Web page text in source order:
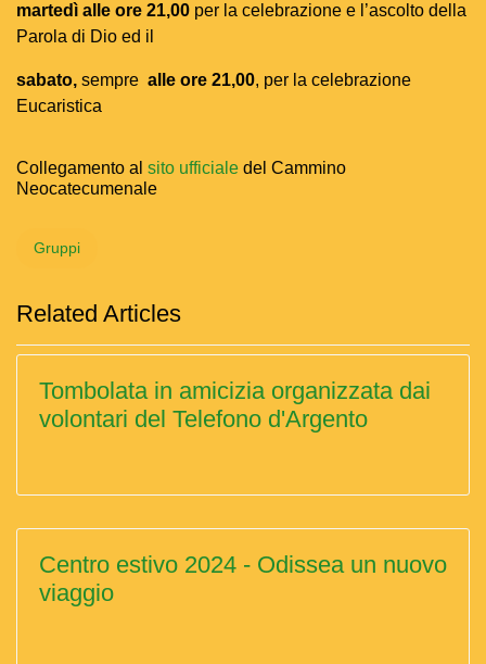
martedì alle ore 21,00 per la celebrazione e l’ascolto della
Parola di Dio ed il
sabato, sempre alle ore 21,00, per la celebrazione
Eucaristica
Collegamento al sito ufficiale del Cammino
Neocatecumenale
Gruppi
Related Articles
Tombolata in amicizia organizzata dai
volontari del Telefono d'Argento
Centro estivo 2024 - Odissea un nuovo
viaggio